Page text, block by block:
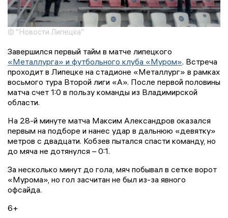
© "Новости Липецка"
Завершился первый тайм в матче липецкого
«Металлурга» и футбольного клуба «Муром». Встреча
проходит в Липецке на стадионе «Металлург» в рамках
восьмого тура Второй лиги «А». После первой половины
матча счет 1:0 в пользу команды из Владимирской
области.
На 28-й минуте матча Максим Александров оказался
первым на подборе и нанес удар в дальнюю «девятку»
метров с двадцати. Кобзев пытался спасти команду, но
до мяча не дотянулся – 0:1.
За несколько минут до гола, мяч побывал в сетке ворот
«Мурома», но гол засчитан не был из-за явного
офсайда.
6+